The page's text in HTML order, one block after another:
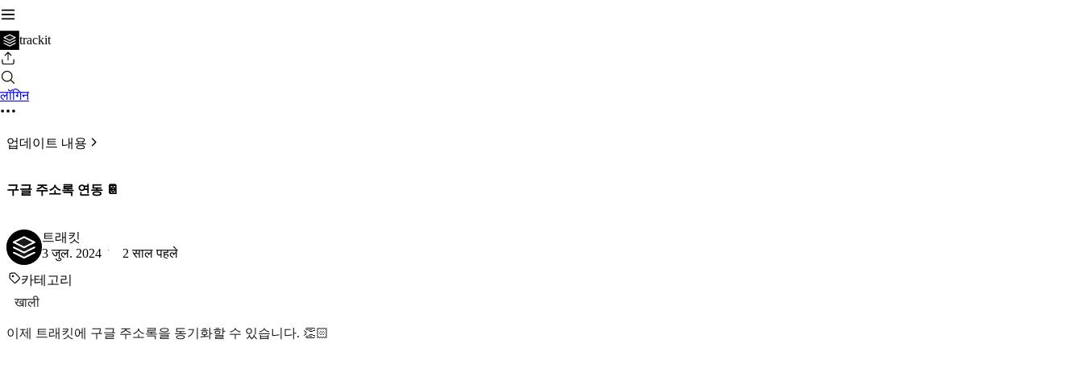
trackit
लॉगिन
업데이트 내용
구글 주소록 연동 📔
트래킷
3 जुल. 2024
2 साल पहले
카테고리
खाली
이제 트래킷에 구글 주소록을 동기화할 수 있습니다. 👏🏻